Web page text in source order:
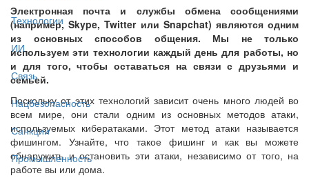
Технологии
ИИ
Связь
Нацбезопасность
Санкции
Промышленность
Электронная почта и службы обмена сообщениями
(например, Skype, Twitter или Snapchat) являются одним
из основных способов общения. Мы не только
используем эти технологии каждый день для работы, но
и для того, чтобы оставаться на связи с друзьями и
семьей.
Поскольку от этих технологий зависит очень много людей во
всем мире, они стали одним из основных методов атаки,
используемых кибератаками. Этот метод атаки называется
фишингом. Узнайте, что такое фишинг и как вы можете
обнаружить и остановить эти атаки, независимо от того, на
работе вы или дома.